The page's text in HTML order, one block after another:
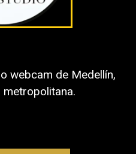
webcam de Medellín,
metropolitana.